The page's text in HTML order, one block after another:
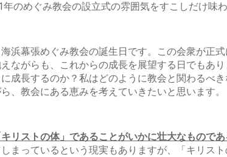
のめぐみ教会の設立式の雰囲気をすこしだけ味
浜幕張めぐみ教会の誕生日です。この会衆が正
ながらも、これからの成長を展望する日でもあ
成長するのか？私はどのように教会と関わるべ
、教会にある恵みを考えていきたいと思います。
リストの体」であることがいかに壮大なもので
まっているという現実もありますが、「キリス